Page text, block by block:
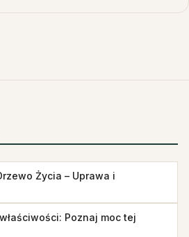
Życia – Uprawa i
Poznaj moc tej